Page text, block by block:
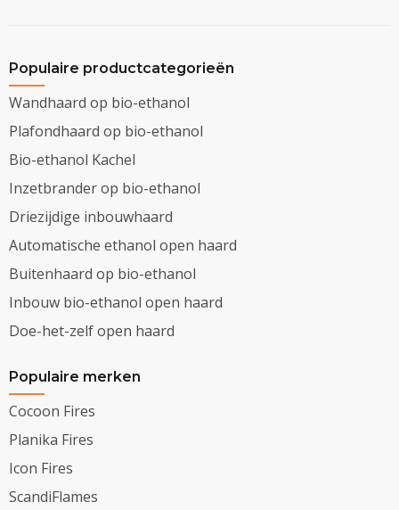
Populaire productcategorieën
Wandhaard op bio-ethanol
Plafondhaard op bio-ethanol
Bio-ethanol Kachel
Inzetbrander op bio-ethanol
Driezijdige inbouwhaard
Automatische ethanol open haard
Buitenhaard op bio-ethanol
Inbouw bio-ethanol open haard
Doe-het-zelf open haard
Populaire merken
Cocoon Fires
Planika Fires
Icon Fires
ScandiFlames